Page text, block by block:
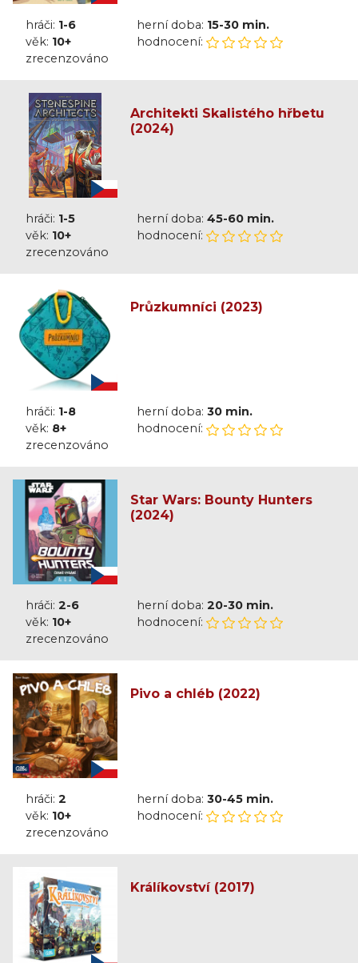
hráči: 1-6 herní doba: 15-30 min.
věk: 10+
hodnocení:
zrecenzováno
Architekti Skalistého hřbetu
(2024)
hráči: 1-5 herní doba: 45-60 min.
věk: 10+
hodnocení:
zrecenzováno
Průzkumníci (2023)
hráči: 1-8 herní doba: 30 min.
věk: 8+
hodnocení:
zrecenzováno
Star Wars: Bounty Hunters
(2024)
hráči: 2-6 herní doba: 20-30 min.
věk: 10+
hodnocení:
zrecenzováno
Pivo a chléb (2022)
hráči: 2 herní doba: 30-45 min.
věk: 10+
hodnocení:
zrecenzováno
Králíkovství (2017)